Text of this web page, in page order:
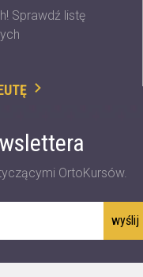
Sprawdź listę
OrtoKursów.